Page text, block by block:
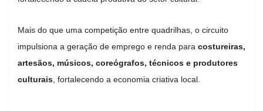
Mais do que uma competição entre quadrilhas, o circuito
impulsiona a geração de emprego e renda para costureiras,
artesãos, músicos, coreógrafos, técnicos e produtores
culturais , fortalecendo a economia criativa local.